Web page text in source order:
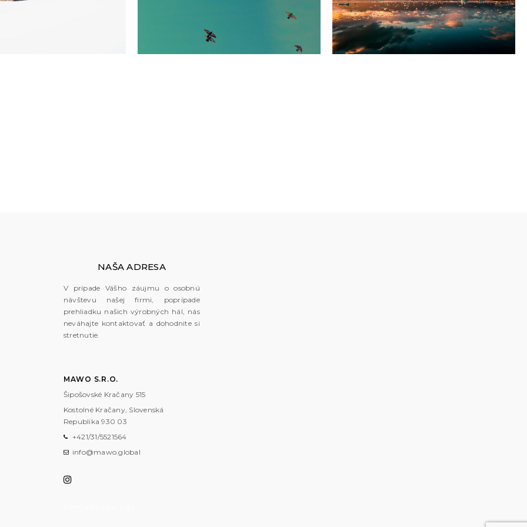
NAŠA ADRESA
V prípade Vášho záujmu o osobnú
návštevu našej firmi, poprípade
prehliadku našich výrobných hál, nás
neváhajte kontaktovať a dohodnite si
stretnutie.
MAWO S.R.O.
Šipošovské Kračany 515
Kostolné Kračany, Slovenská
Republika 930 03
+421/31/5521564
info@mawo.global